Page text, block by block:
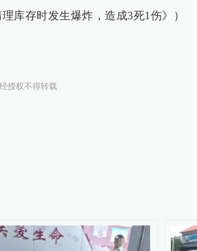
库存时发生爆炸，造成3死1伤》）
授权不得转载